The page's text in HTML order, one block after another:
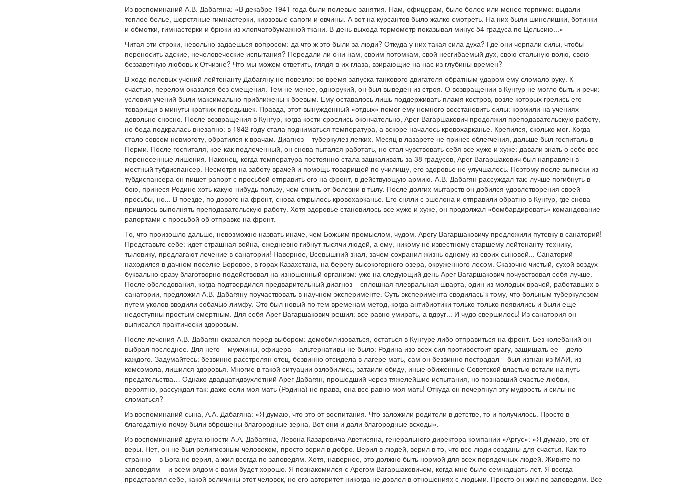
Из воспоминаний А.В. Дабагяна: «В декабре 1941 года были полевые занятия. Нам, офицерам, было более или менее терпимо: выдали
теплое белье, шерстяные гимнастерки, кирзовые сапоги и овчины. А вот на курсантов было жалко смотреть. На них были шинелишки, ботинки
и обмотки, гимнастерки и брюки из хлопчатобумажной ткани. В день выхода термометр показывал минус 54 градуса по Цельсию...»
Читая эти строки, невольно задаешься вопросом: да что ж это были за люди? Откуда у них такая сила духа? Где они черпали силы, чтобы
переносить адские, нечеловеческие испытания? Передали ли они нам, своим потомкам, свой несгибаемый дух, свою стальную волю, свою
беззаветную любовь к Отчизне? Что мы можем ответить, глядя в их глаза, взирающие на нас из глубины времен?
В ходе полевых учений лейтенанту Дабагяну не повезло: во время запуска танкового двигателя обратным ударом ему сломало руку. К
счастью, перелом оказался без смещения. Тем не менее, однорукий, он был выведен из строя. О возвращении в Кунгур не могло быть и речи:
условия учений были максимально приближены к боевым. Ему оставалось лишь поддерживать пламя костров, возле которых грелись его
товарищи в минуты кратких передышек. Правда, этот вынужденный «отдых» помог ему немного восстановить силы: кормили на учениях
довольно сносно. После возвращения в Кунгур, когда кости срослись окончательно, Арег Вагаршакович продолжил преподавательскую работу,
но беда подкралась внезапно: в 1942 году стала подниматься температура, а вскоре началось кровохарканье. Крепился, сколько мог. Когда
стало совсем невмоготу, обратился к врачам. Диагноз – туберкулез легких. Месяц в лазарете не принес облегчения, дальше был госпиталь в
Перми. После госпиталя, кое-как подлеченный, он снова пытался работать, но стал чувствовать себя все хуже и хуже: давали знать о себе все
перенесенные лишения. Наконец, когда температура постоянно стала зашкаливать за 38 градусов, Арег Вагаршакович был направлен в
местный тубдиспансер. Несмотря на заботу врачей и помощь товарищей по училищу, его здоровье не улучшалось. Поэтому после выписки из
тубдиспансера он пишет рапорт с просьбой отправить его на фронт, в действующую армию. А.В. Дабагян рассуждал так: лучше погибнуть в
бою, принеся Родине хоть какую-нибудь пользу, чем сгнить от болезни в тылу. После долгих мытарств он добился удовлетворения своей
просьбы, но... В поезде, по дороге на фронт, снова открылось кровохарканье. Его сняли с эшелона и отправили обратно в Кунгур, где снова
пришлось выполнять преподавательскую работу. Хотя здоровье становилось все хуже и хуже, он продолжал «бомбардировать» командование
рапортами с просьбой об отправке на фронт.
То, что произошло дальше, невозможно назвать иначе, чем Божьим промыслом, чудом. Арегу Вагаршаковичу предложили путевку в санаторий!
Представьте себе: идет страшная война, ежедневно гибнут тысячи людей, а ему, никому не известному старшему лейтенанту-технику,
тыловику, предлагают лечение в санатории! Наверное, Всевышний знал, зачем сохранил жизнь одному из своих сыновей... Санаторий
находился в дачном поселке Боровое, в горах Казахстана, на берегу высокогорного озера, окруженного лесом. Сказочно чистый, сухой воздух
буквально сразу благотворно подействовал на изношенный организм: уже на следующий день Арег Вагаршакович почувствовал себя лучше.
После обследования, когда подтвердился предварительный диагноз – сплошная плевральная шварта, один из молодых врачей, работавших в
санатории, предложил А.В. Дабагяну поучаствовать в научном эксперименте. Суть эксперимента сводилась к тому, что больным туберкулезом
путем уколов вводили собачью лимфу. Это был новый по тем временам метод, когда антибиотики только-только появились и были еще
недоступны простым смертным. Для себя Арег Вагаршакович решил: все равно умирать, а вдруг... И чудо свершилось! Из санатория он
выписался практически здоровым.
После лечения А.В. Дабагян оказался перед выбором: демобилизоваться, остаться в Кунгуре либо отправиться на фронт. Без колебаний он
выбрал последнее. Для него – мужчины, офицера – альтернативы не было: Родина изо всех сил противостоит врагу, защищать ее – дело
каждого. Задумайтесь: безвинно расстрелян отец, безвинно отсидела в лагере мать, сам он безвинно пострадал – был изгнан из МАИ, из
комсомола, лишился здоровья. Многие в такой ситуации озлобились, затаили обиду, иные обиженные Советской властью встали на путь
предательства… Однако двадцатидвухлетний Арег Дабагян, прошедший через тяжелейшие испытания, но познавший счастье любви,
вероятно, рассуждал так: даже если моя мать (Родина) не права, она все равно моя мать! Откуда он почерпнул эту мудрость и силы не
сломаться?
Из воспоминаний сына, А.А. Дабагяна: «Я думаю, что это от воспитания. Что заложили родители в детстве, то и получилось. Просто в
благодатную почву были вброшены благородные зерна. Вот они и дали благородные всходы».
Из воспоминаний друга юности А.А. Дабагяна, Левона Казаровича Аветисяна, генерального директора компании «Аргус»: «Я думаю, это от
веры. Нет, он не был религиозным человеком, просто верил в добро. Верил в людей, верил в то, что все люди созданы для счастья. Как-то
странно – в Бога не верил, а жил всегда по заповедям. Хотя, наверное, это должно быть нормой для всех порядочных людей. Живите по
заповедям – и всем рядом с вами будет хорошо. Я познакомился с Арегом Вагаршаковичем, когда мне было семнадцать лет. Я всегда
представлял себе, какой величины этот человек, но его авторитет никогда не довлел в отношениях с людьми. Просто он жил по заповедям. Все